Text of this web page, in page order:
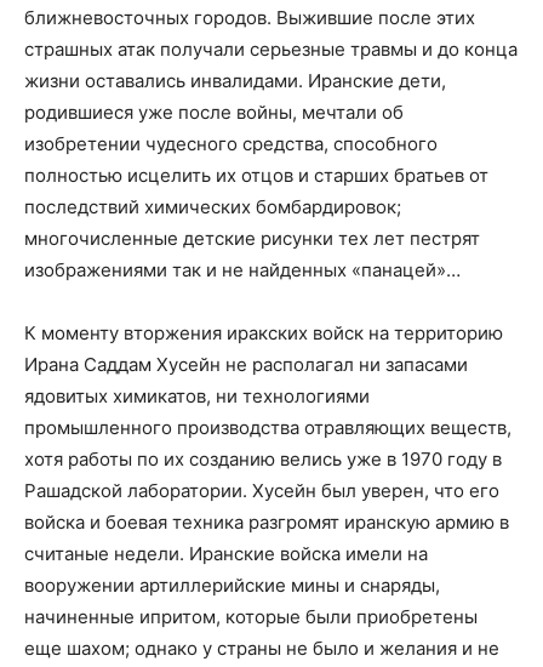
ближневосточных городов. Выжившие после этих
страшных атак получали серьезные травмы и до конца
жизни оставались инвалидами. Иранские дети,
родившиеся уже после войны, мечтали об
изобретении чудесного средства, способного
полностью исцелить их отцов и старших братьев от
последствий химических бомбардировок;
многочисленные детские рисунки тех лет пестрят
изображениями так и не найденных «панацей»…
К моменту вторжения иракских войск на территорию
Ирана Саддам Хусейн не располагал ни запасами
ядовитых химикатов, ни технологиями
промышленного производства отравляющих веществ,
хотя работы по их созданию велись уже в 1970 году в
Рашадской лаборатории. Хусейн был уверен, что его
войска и боевая техника разгромят иранскую армию в
считаные недели. Иранские войска имели на
вооружении артиллерийские мины и снаряды,
начиненные ипритом, которые были приобретены
еще шахом; однако у страны не было и желания и не